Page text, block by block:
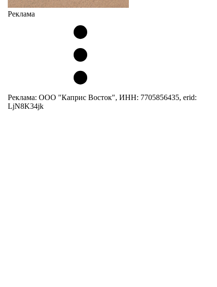
Реклама
Реклама: ООО "Каприс Восток", ИНН: 7705856435, erid:
LjN8K34jk